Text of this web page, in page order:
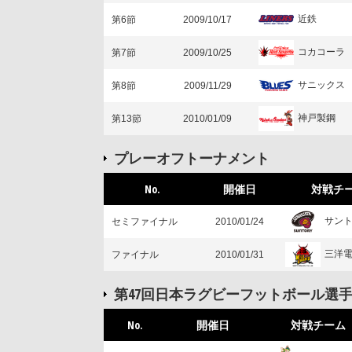
第6節 2009/10/17 近鉄
第7節 2009/10/25 コカコーラ
第8節 2009/11/29 サニックス
第13節 2010/01/09 神戸製鋼
プレーオフトーナメント
No. 開催日 対戦チ
セミファイナル 2010/01/24 サン
ファイナル 2010/01/31 三洋
第47回日本ラグビーフットボール選
No. 開催日 対戦チーム